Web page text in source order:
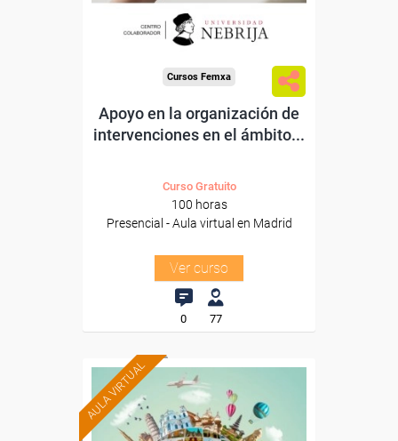
Para todos los sectores.
Cursos Femxa
Apoyo en la organización de
intervenciones en el ámbito...
Curso Gratuito
100 horas
Presencial - Aula virtual en Madrid
Ver curso
0 77
AULA VIRTUAL Formación 100%
subvencionada.